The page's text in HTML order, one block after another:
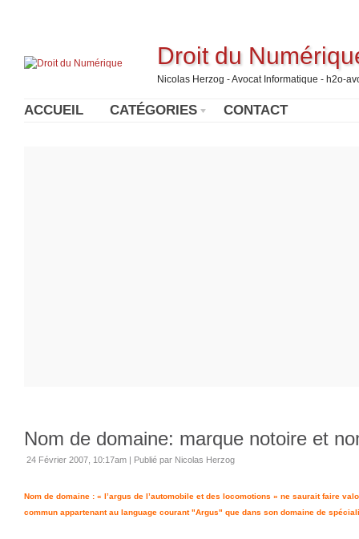
Droit du
Nicolas Herzog - Avocat Informatique - h2o-
ACCUEIL CATÉGORIES CONTACT
Nom de domaine: marque notoire et
24 Février 2007, 10:17am | Publié par Nicolas Herzog
Nom de domaine : « l’argus de l’automobile et des locomotions » ne saurait faire
commun appartenant au language courant "Argus" que dans son domaine de